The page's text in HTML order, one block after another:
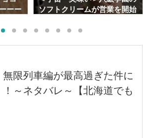
開始
ターを開始したっ！！やはり
た･･･。
限列車編が最高過ぎた件に
～ネタバレ～【北海道でも